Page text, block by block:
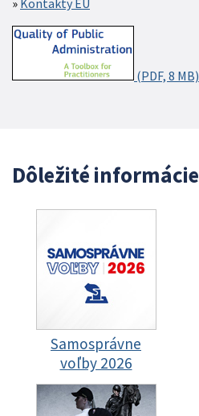
(PDF, 8 MB)
Dôležité informácie
Samosprávne
voľby 2026